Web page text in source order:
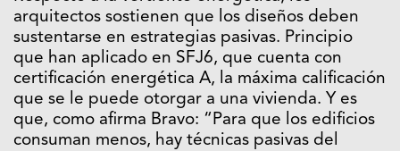
arquitectos sostienen que los diseños deben
sustentarse en estrategias pasivas. Principio
que han aplicado en SFJ6, que cuenta con
certificación energética A, la máxima calificación
que se le puede otorgar a una vivienda. Y es
que, como afirma Bravo: “Para que los edificios
consuman menos, hay técnicas pasivas del